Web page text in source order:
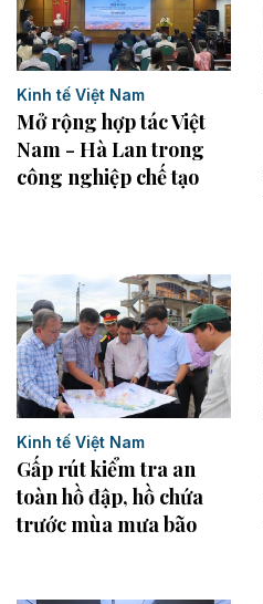
Kinh tế Việt Nam
Mở rộng hợp tác Việt
Nam - Hà Lan trong
công nghiệp chế tạo
Kinh tế Việt Nam
Gấp rút kiểm tra an
toàn hồ đập, hồ chứa
trước mùa mưa bão